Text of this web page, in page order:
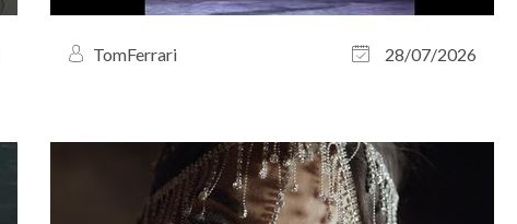
TomFerrari 28/07/2026